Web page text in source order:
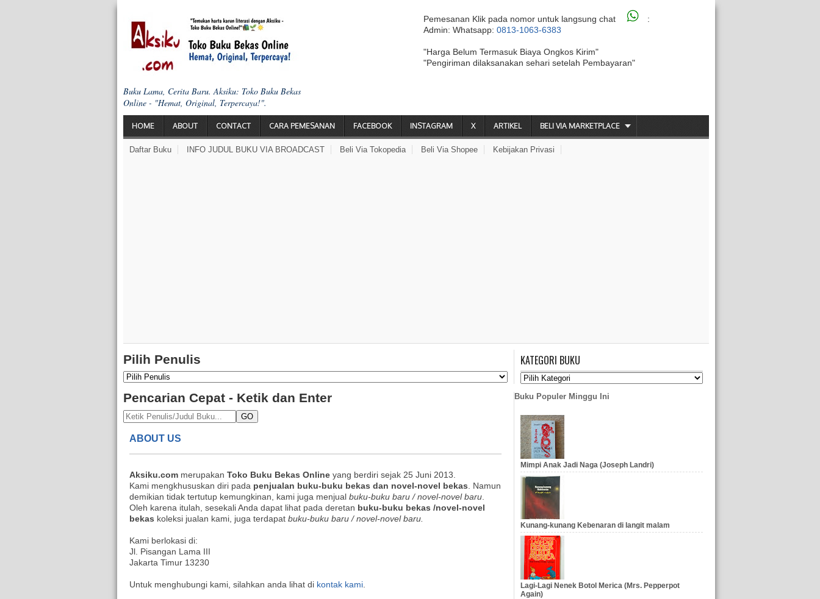
Buku Lama, Cerita Baru. Aksiku: Toko Buku Bekas
Online - "Hemat, Original, Terpercaya!".
Pemesanan Klik pada nomor untuk langsung chat
:
Admin: Whatsapp: 0813-1063-6383
"Harga Belum Termasuk Biaya Ongkos Kirim"
"Pengiriman dilaksanakan sehari setelah Pembayaran"
HOME ABOUT CONTACT CARA PEMESANAN FACEBOOK INSTAGRAM X ARTIKEL BELI VIA MARKETPLACE
Daftar Buku INFO JUDUL BUKU VIA BROADCAST Beli Via Tokopedia Beli Via Shopee Kebijakan Privasi
Pilih Penulis
Pencarian Cepat - Ketik dan Enter
GO
ABOUT US
Aksiku.com merupakan Toko Buku Bekas Online yang berdiri sejak 25 Juni 2013.
Kami mengkhususkan diri pada penjualan buku-buku bekas dan novel-novel bekas. Namun
demikian tidak tertutup kemungkinan, kami juga menjual buku-buku baru / novel-novel baru.
Oleh karena itulah, sesekali Anda dapat lihat pada deretan buku-buku bekas /novel-novel
bekas koleksi jualan kami, juga terdapat buku-buku baru / novel-novel baru.
Kami berlokasi di:
Jl. Pisangan Lama III
Jakarta Timur 13230
Untuk menghubungi kami, silahkan anda lihat di kontak kami.
KATEGORI BUKU
Buku Populer Minggu Ini
Mimpi Anak Jadi Naga (Joseph Landri)
Kunang-kunang Kebenaran di langit malam
Lagi-Lagi Nenek Botol Merica (Mrs. Pepperpot
Again)